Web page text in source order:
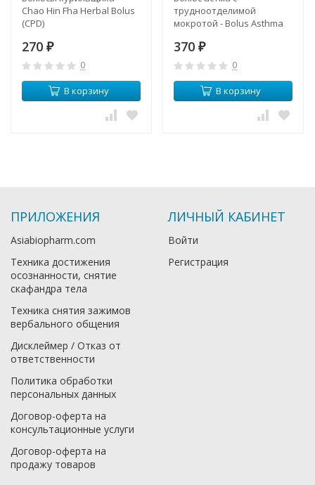
Chao Hin Fha Herbal Bolus
(CPD)
270 ₽
0
В корзину
трудноотделимой
мокротой - Bolus Asthma
One)
370 ₽
0
В корзину
ПРИЛОЖЕНИЯ
Asiabiopharm.com
Техника достижения
осознанности, снятие
скафандра тела
Техника снятия зажимов
вербального общения
Дисклеймер / Отказ от
ответственности
Политика обработки
персональных данных
Договор-оферта на
консультационные услуги
Договор-оферта на
продажу товаров
ЛИЧНЫЙ КАБИНЕТ
Войти
Регистрация